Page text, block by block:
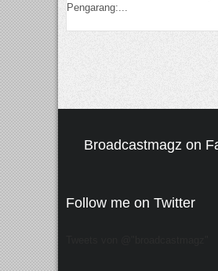
Pengarang:...
Broadcastmagz on
Follow me on Twitter